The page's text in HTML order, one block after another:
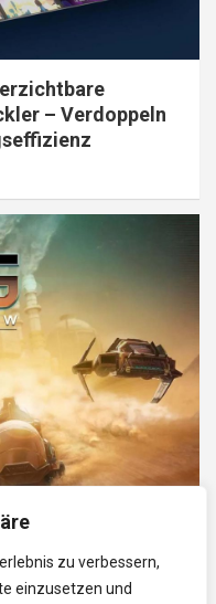
zu verbessern,
einzusetzen und
– Verdoppeln
Erkunde, baue